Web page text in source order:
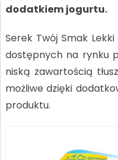
dodatkiem jogurtu.
Serek Twój Smak
dostępnych na rynku
niską zawartością
możliwe dzięki
produktu.